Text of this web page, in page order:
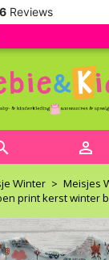
Reviews

Winter
Meisjes
print kerst winter